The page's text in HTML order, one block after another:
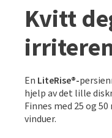
Kvitt
En LiteRise®-
hjelp av det lille
Finnes med 25 og
vinduer.